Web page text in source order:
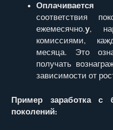
Оплачивается
соответствия
ежемесячно.у,
комиссиями,
месяца. Это
получать
зависимости от
Пример заработка с
поколений: